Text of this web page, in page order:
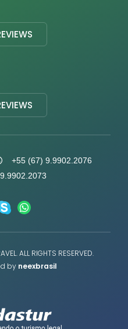
+55 (67) 9.9902.2076
ALL RIGHTS RESERVED.
by neexbrasil